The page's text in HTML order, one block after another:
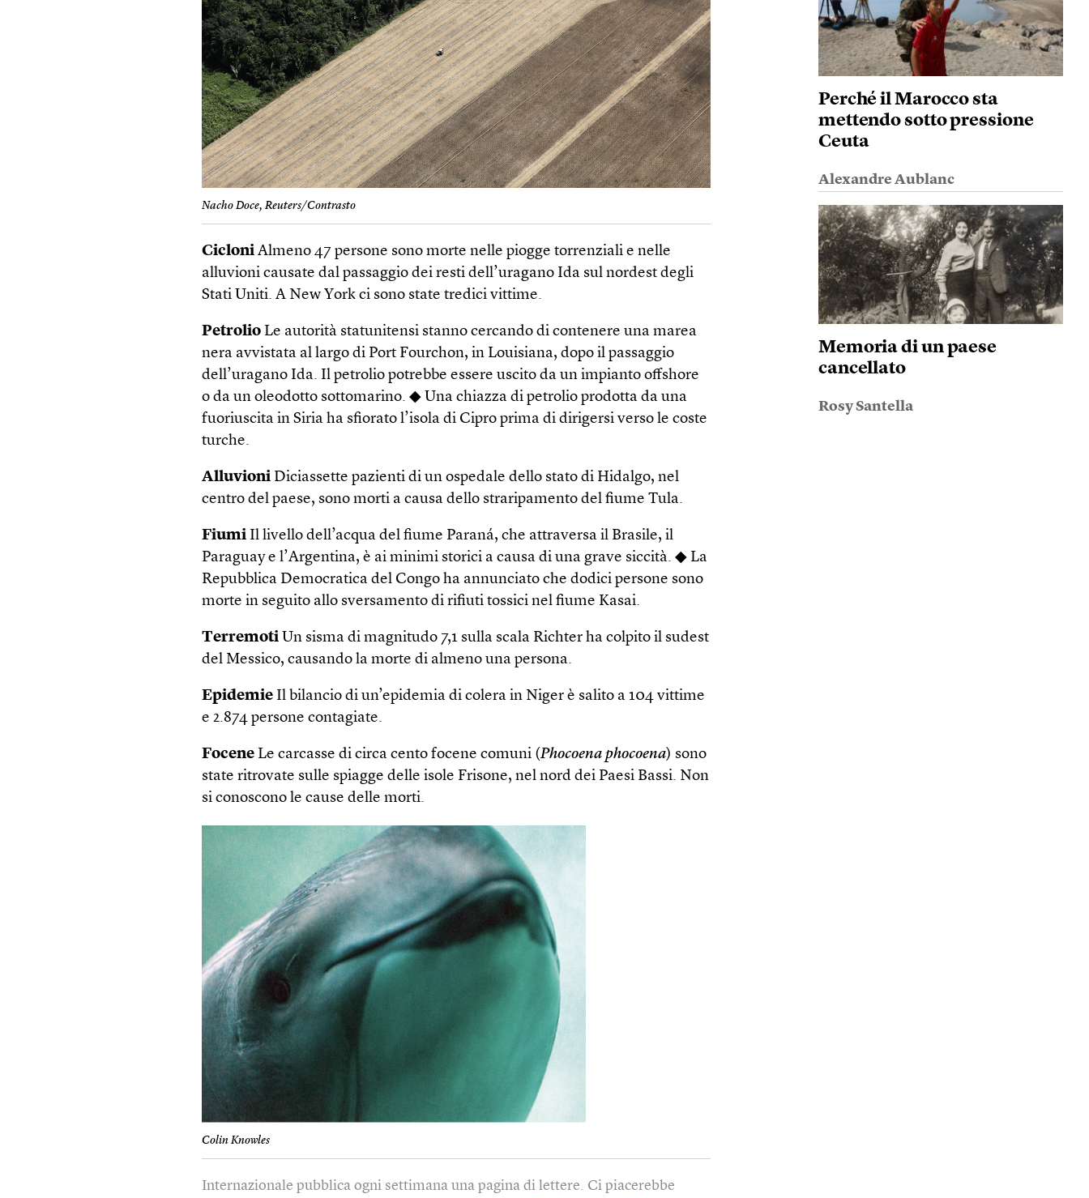
Nacho Doce, Reuters/Contrasto
Cicloni Almeno 47 persone sono morte nelle piogge torrenziali e nelle
alluvioni causate dal passaggio dei resti dell’uragano Ida sul nordest degli
Stati Uniti. A New York ci sono state tredici vittime.
Petrolio Le autorità statunitensi stanno cercando di contenere una marea
nera avvistata al largo di Port Fourchon, in Louisiana, dopo il passaggio
dell’uragano Ida. Il petrolio potrebbe essere uscito da un impianto offshore
o da un oleodotto sottomarino. ◆ Una chiazza di petrolio prodotta da una
fuoriuscita in Siria ha sfiorato l’isola di Cipro prima di dirigersi verso le coste
turche.
Alluvioni Diciassette pazienti di un ospedale dello stato di Hidalgo, nel
centro del paese, sono morti a causa dello straripamento del fiume Tula.
Fiumi Il livello dell’acqua del fiume Paraná, che attraversa il Brasile, il
Paraguay e l’Argentina, è ai minimi storici a causa di una grave siccità. ◆ La
Repubblica Democratica del Congo ha annunciato che dodici persone sono
morte in seguito allo sversamento di rifiuti tossici nel fiume Kasai.
Terremoti Un sisma di magnitudo 7,1 sulla scala Richter ha colpito il sudest
del Messico, causando la morte di almeno una persona.
Epidemie Il bilancio di un’epidemia di colera in Niger è salito a 104 vittime
e 2.874 persone contagiate.
Focene Le carcasse di circa cento focene comuni (Phocoena phocoena) sono
state ritrovate sulle spiagge delle isole Frisone, nel nord dei Paesi Bassi. Non
si conoscono le cause delle morti.
Colin Knowles
Internazionale pubblica ogni settimana una pagina di lettere. Ci piacerebbe
Perché il Marocco sta
mettendo sotto pressione
Ceuta
Alexandre Aublanc
Memoria di un paese
cancellato
Rosy Santella